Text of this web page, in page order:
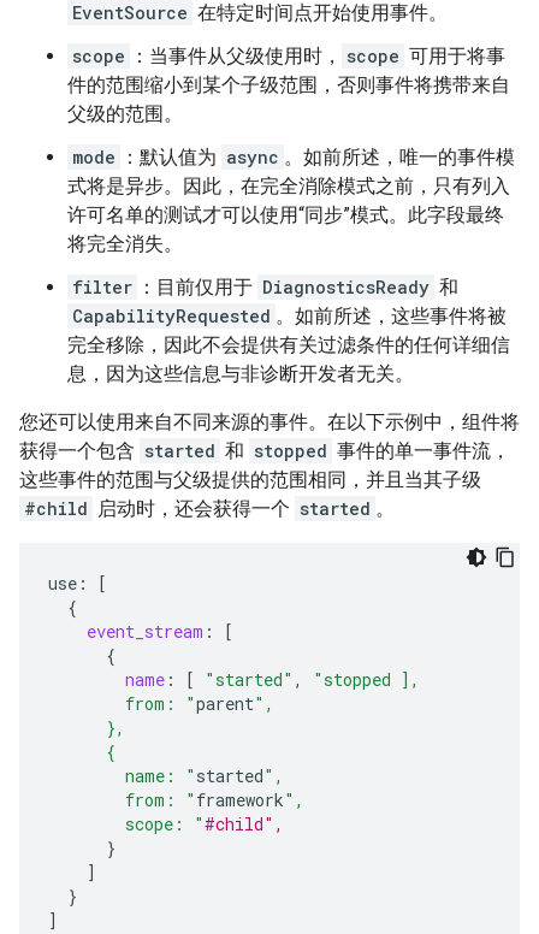
EventSource 在特定时间点开始使用事件。
scope
：当事件从父级使用时， scope 可用于将事
件的范围缩小到某个子级范围，否则事件将携带来自
父级的范围。
mode
：默认值为 async 。如前所述，唯一的事件模
式将是异步。因此，在完全消除模式之前，只有列入
许可名单的测试才可以使用“同步”模式。此字段最终
将完全消失。
filter ：目前仅用于 DiagnosticsReady 和
CapabilityRequested 。如前所述，这些事件将被
完全移除，因此不会提供有关过滤条件的任何详细信
息，因为这些信息与非诊断开发者无关。
您还可以使用来自不同来源的事件。在以下示例中，组件将
获得一个包含 started 和 stopped 事件的单一事件流，
这些事件的范围与父级提供的范围相同，并且当其子级
#child 启动时，还会获得一个 started 。
use :
[
{
event_stream :
[
{
name : [ "started" ,
"stopped ],
        from: "
parent",
      },
      {
        name: "
started",
        from: "
framework",
        scope: "
#child",
}
]
}
]